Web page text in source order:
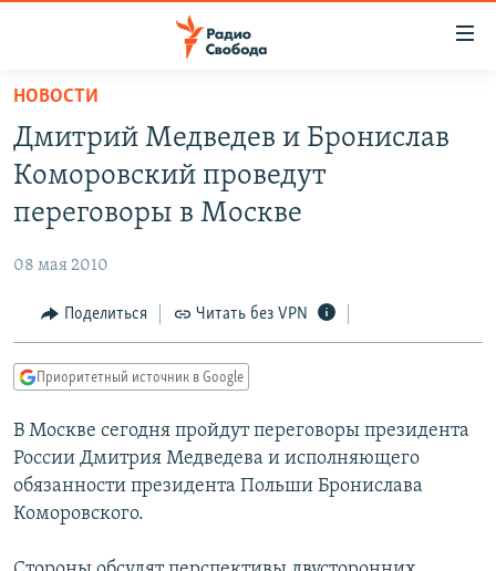
упрощенного
доступа
Вернуться
основному
Вернутся
Вернутся
поиску
ПОДКАСТЫ
АВТОРСКИЕ ПРОЕКТЫ
МНЕНИЯ
КУЛЬТУРА
КАВКАЗ.РЕАЛИИ
СЕВЕР.РЕАЛИИ
СИБИРЬ.РЕАЛИИ
РАСПИСАНИЕ ВЕЩАНИЯ
ПОДПИШИТЕСЬ НА РАССЫЛКУ
НОВОСТИ
Дмитрий Медведев и Бронислав
Коморовский проведут
переговоры в Москве
08 мая 2010
Поделиться Читать без VPN
Приоритетный источник в Google
В Москве сегодня пройдут переговоры президента
России Дмитрия Медведева и исполняющего
обязанности президента Польши Бронислава
Коморовского.